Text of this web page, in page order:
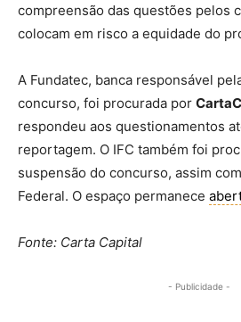
compreensão das questões pelos
colocam em risco a equidade do
A Fundatec, banca responsável
concurso, foi procurada por
respondeu aos questionamentos
reportagem. O IFC também foi
suspensão do concurso, assim
Federal. O espaço permanece
Fonte: Carta Capital
- Publicidade -